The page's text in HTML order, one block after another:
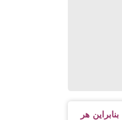
بنابراین هر